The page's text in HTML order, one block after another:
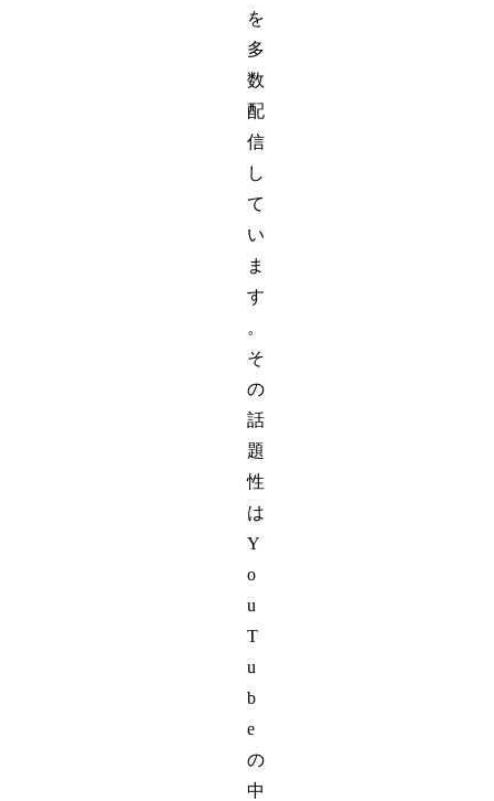
を
多
数
配
信
し
て
い
ま
す
。
そ
の
話
題
性
は
Y
o
u
T
u
b
e
の
中